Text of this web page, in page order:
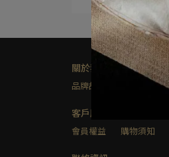
關於我們
品牌故事 其他連結
客戶服務
會員權益 購物須知